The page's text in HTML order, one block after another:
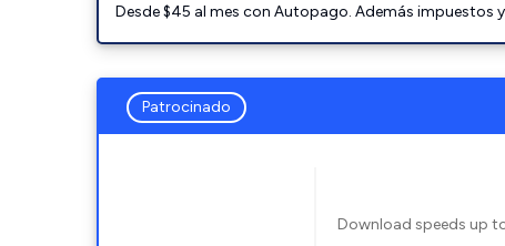
Desde $45 al mes con Autopago. Además impuestos
Patrocinado
Download speeds up